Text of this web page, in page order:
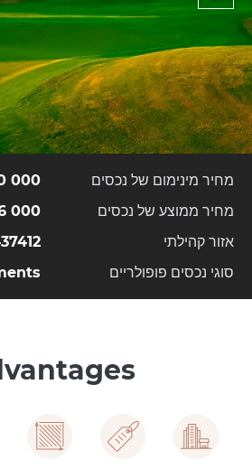
מחיר מינימום של נכסים
AED
מחיר ממוצע של נכסים
AED
אזור קהילתי
m²
סוגי נכסים פופולריים